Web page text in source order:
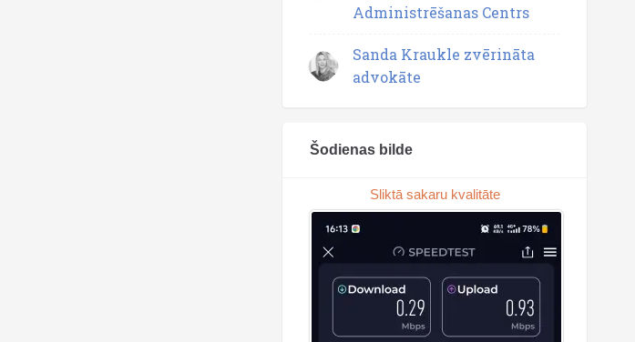
Administrēšanas Centrs
Sanda Kraukle zvērināta
advokāte
Šodienas bilde
Sliktā sakaru kvalitāte